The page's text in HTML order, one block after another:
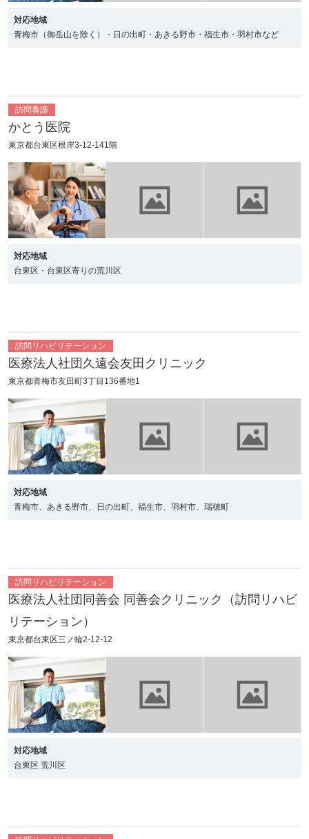
対応地域
青梅市（御岳山を除く）・日の出町・あきる野市・福生市・羽村市など
訪問看護
かとう医院
東京都台東区根岸3-12-141階
対応地域
台東区・台東区寄りの荒川区
訪問リハビリテーション
医療法人社団久遠会友田クリニック
東京都青梅市友田町3丁目136番地1
対応地域
青梅市、あきる野市、日の出町、福生市、羽村市、瑞穂町
訪問リハビリテーション
医療法人社団同善会 同善会クリニック（訪問リハビ
リテーション）
東京都台東区三ノ輪2-12-12
対応地域
台東区 荒川区